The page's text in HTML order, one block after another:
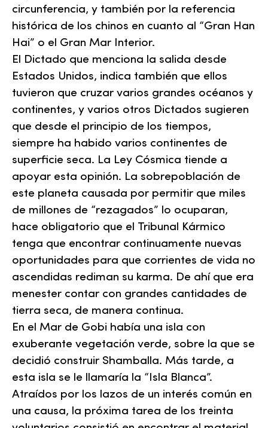
circunferencia, y también por la referencia
histórica de los chinos en cuanto al “Gran Han
Hai” o el Gran Mar Interior.
El Dictado que menciona la salida desde
Estados Unidos, indica también que ellos
tuvieron que cruzar varios grandes océanos y
continentes, y varios otros Dictados sugieren
que desde el principio de los tiempos,
siempre ha habido varios continentes de
superficie seca. La Ley Cósmica tiende a
apoyar esta opinión. La sobrepoblación de
este planeta causada por permitir que miles
de millones de “rezagados” lo ocuparan,
hace obligatorio que el Tribunal Kármico
tenga que encontrar continuamente nuevas
oportunidades para que corrientes de vida no
ascendidas rediman su karma. De ahí que era
menester contar con grandes cantidades de
tierra seca, de manera continua.
En el Mar de Gobi había una isla con
exuberante vegetación verde, sobre la que se
decidió construir Shamballa. Más tarde, a
esta isla se le llamaría la “Isla Blanca”.
Atraídos por los lazos de un interés común en
una causa, la próxima tarea de los treinta